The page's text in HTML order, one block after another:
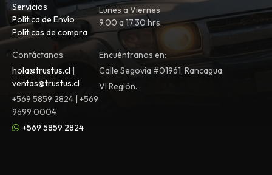
Servicios
Política de Envío
Políticas de compra
Lunes a Viernes
9.00 a 17.30 hrs.
Contáctanos:
hola@trustus.cl |
ventas@trustus.cl
+569 5859 2824 | +569
9699 0004
+569 5859 2824
Encuéntranos en:
Calle Segovia #01961, Rancagua.
VI Región.